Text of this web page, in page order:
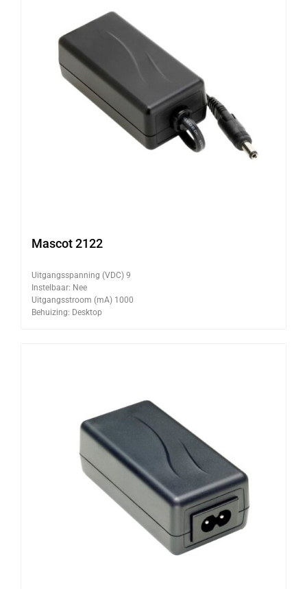
Mascot 2122
Uitgangsspanning (VDC) 9
Instelbaar: Nee
Uitgangsstroom (mA) 1000
Behuizing: Desktop